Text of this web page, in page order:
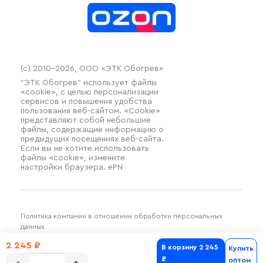
2 245 ₽ В корзину 2 245
₽
Купить
оптом
(c) 2010–2026, ООО «ЭТК Обогрев»
“ЭТК Обогрев” использует файлы
«cookie», с целью персонализации
сервисов и повышения удобства
пользования веб-сайтом. «Cookie»
представляют собой небольшие
файлы, содержащие информацию о
предыдущих посещениях веб-сайта.
Если вы не хотите использовать
файлы «cookie», измените
настройки браузера. ePN
Политика компании в отношении обработки персональных
данных